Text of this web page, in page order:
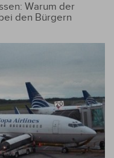
Warum der
den Bürgern